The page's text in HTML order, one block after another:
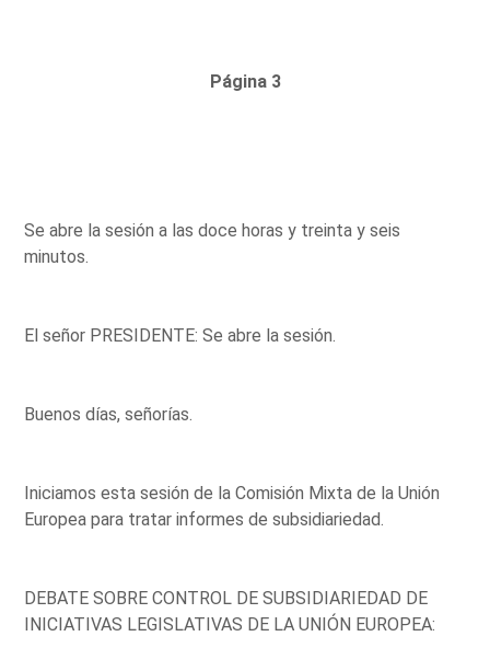
Página 3
Se abre la sesión a las doce horas y treinta y seis
minutos.
El señor PRESIDENTE: Se abre la sesión.
Buenos días, señorías.
Iniciamos esta sesión de la Comisión Mixta de la Unión
Europea para tratar informes de subsidiariedad.
DEBATE SOBRE CONTROL DE SUBSIDIARIEDAD DE
INICIATIVAS LEGISLATIVAS DE LA UNIÓN EUROPEA: